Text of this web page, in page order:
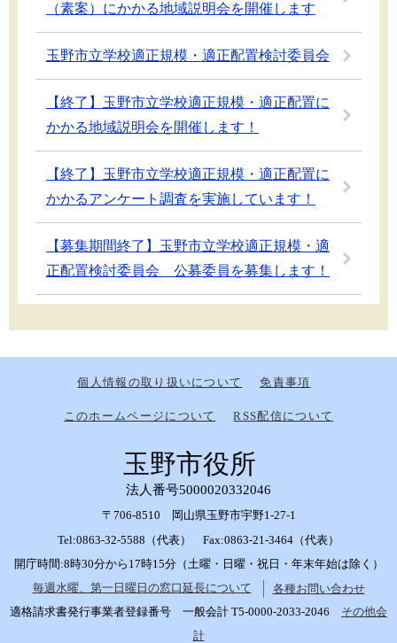
（素案）にかかる地域説明会を開催します
玉野市立学校適正規模・適正配置検討委員会
【終了】玉野市立学校適正規模・適正配置に
かかる地域説明会を開催します！
【終了】玉野市立学校適正規模・適正配置に
かかるアンケート調査を実施しています！
【募集期間終了】玉野市立学校適正規模・適
正配置検討委員会 公募委員を募集します！
個人情報の取り扱いについて 免責事項
このホームページについて RSS配信について
玉野市役所
法人番号5000020332046
〒706-8510 岡山県玉野市宇野1-27-1
Tel:0863-32-5588（代表） Fax:0863-21-3464（代表）
開庁時間:8時30分から17時15分（土曜・日曜・祝日・年末年始は除く）
毎週水曜、第一日曜日の窓口延長について
各種お問い合わせ
適格請求書発行事業者登録番号 一般会計 T5-0000-2033-2046 その他会
計